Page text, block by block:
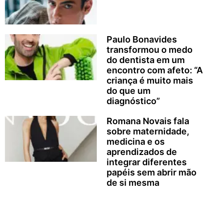
Paulo Bonavides
transformou o medo
do dentista em um
encontro com afeto: “A
criança é muito mais
do que um
diagnóstico”
Romana Novais fala
sobre maternidade,
medicina e os
aprendizados de
integrar diferentes
papéis sem abrir mão
de si mesma